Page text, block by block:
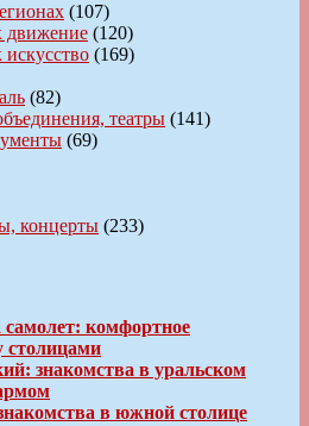
(107)
движение (120)
искусство (169)
(82)
театры (141)
(69)
концерты (233)
комфортное
столицами
знакомства в уральском
в южной столице